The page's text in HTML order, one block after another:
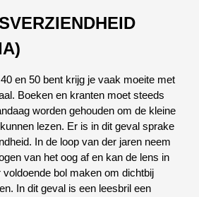
en 50 bent krijg je vaak moeite met
Boeken en kranten moet steeds
worden gehouden om de kleine
lezen. Er is in dit geval sprake
In de loop van der jaren neem
van het oog af en kan de lens in
bol maken om dichtbij
In dit geval is een leesbril een